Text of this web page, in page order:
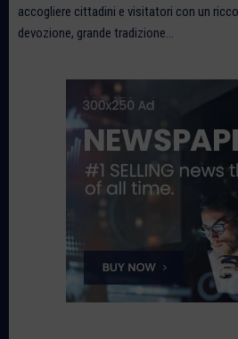
accogliere cittadini e visitatori con un
devozione, grande tradizione...